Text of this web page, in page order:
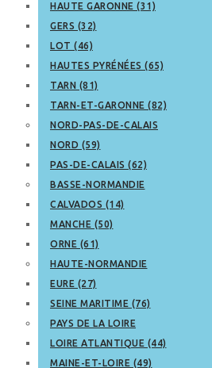
HAUTE GARONNE (31)
GERS (32)
LOT (46)
HAUTES PYRÉNÉES (65)
TARN (81)
TARN-ET-GARONNE (82)
NORD-PAS-DE-CALAIS
NORD (59)
PAS-DE-CALAIS (62)
BASSE-NORMANDIE
CALVADOS (14)
MANCHE (50)
ORNE (61)
HAUTE-NORMANDIE
EURE (27)
SEINE MARITIME (76)
PAYS DE LA LOIRE
LOIRE ATLANTIQUE (44)
MAINE-ET-LOIRE (49)